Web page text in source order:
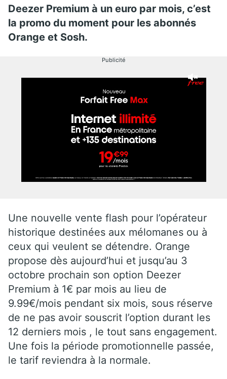
Deezer Premium à un euro par mois, c’est
la promo du moment pour les abonnés
Orange et Sosh.
Publicité
Une nouvelle vente flash pour l’opérateur
historique destinées aux mélomanes ou à
ceux qui veulent se détendre. Orange
propose dès aujourd’hui et jusqu’au 3
octobre prochain son option Deezer
Premium à 1€ par mois au lieu de
9.99€/mois pendant six mois, sous réserve
de ne pas avoir souscrit l’option durant les
12 derniers mois , le tout sans engagement.
Une fois la période promotionnelle passée,
le tarif reviendra à la normale.